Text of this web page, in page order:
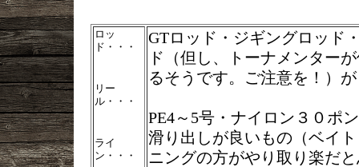
ロッ
ド・・・
リー
ル・・・
ライ
ン・・・
GTロッド・ジギングロッド
ド（但し、トーナメンター
るそうです。ご注意を！）
PE4～5号・ナイロン３０ポ
滑り出しが良いもの（ベイ
ニングの方がやり取り楽だ